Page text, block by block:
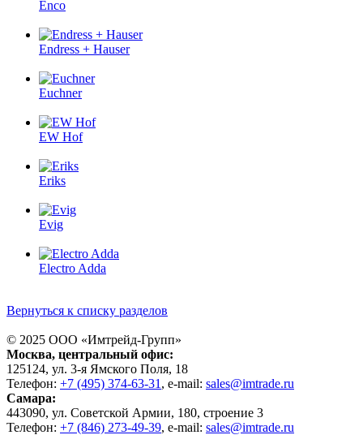
Enco
Endress + Hauser
Euchner
EW Hof
Eriks
Evig
Electro Adda
Вернуться к списку разделов
© 2025 ООО «Имтрейд-Групп»
Москва, центральный офис:
125124, ул. 3-я Ямского Поля, 18
Телефон: +7 (495) 374-63-31 , e-mail: sales@imtrade.ru
Самара:
443090, ул. Советской Армии, 180, строение 3
Телефон: +7 (846) 273-49-39, e-mail: sales@imtrade.ru